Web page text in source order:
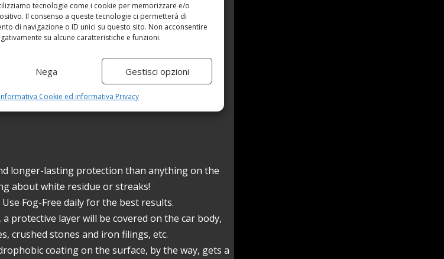
tecnologie come i cookie per memorizzare e/o
Il consenso a queste tecnologie ci permetterà di
di navigazione o ID unici su questo sito. Non acconsentire
su alcune caratteristiche e funzioni.
Nega Gestisci opzioni
Informativa Cookie ed informativa Privacy
longer-lasting protection than anything on the
about white residue or streaks!
Fog-Free daily for the best results.
protective layer will be covered on the car body,
crushed stones and iron filings, etc.
coating on the surface, by the way, gets a